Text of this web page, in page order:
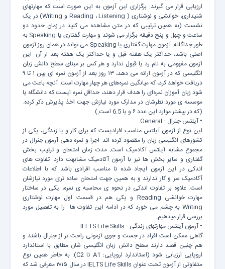
ارزیابی قرار می گیرند. برگزاری این آزمون به این صورت است که مهارتهای
شنیداری، خوانشی و نوشتاری ( Reading ، Listening و Writing) در یک
نشست (به همین ترتیبی که در متن مشاهده می کنید در زمان حدود دو
ساعت و چهل و پنج دقیقه برگزار می شوند و مهارت گفتاری یا Speaking به
طور جداگانه. آزمون مهارت گفتاری یا Speaking می تواند در همان روز آزمون
اصلی باشد، حداکثر یک هفته قبل و یا حداکثر یک هفته بعد از آن. این
آزمون مفهومی به نام رد یا قبول ندارد و هر کس بر مبنای سطح دانش زبان
انگلیسی که در آزمون ارائه می دهد، ۱۳ روز بعد از آزمون نمره ای بین ۱ تا ۹
دریافت خواهد کرد، که میانگین نمره‌های هر چهار مهارت است. آنچه باعث می
شود زبان آموزان نمره‌ای را هدف قرار دهند، حداقل نمره ایست که دانشگاه یا
موسسه ی مورد نظرشان در مدارک مورد نیازش جهت اخذ پذیرش ذکر کرده.
(که در بیشتر موارد این عدد ۶ و یا 6.5 است.)
• آیلتس جنرال - General
این نوع از آزمون آیلتس مناسب افرادیست که برای کار و یا زندگی، یکی از
کشورهای انگلیسی زبان را مقصود کرده اند. اجرا و نمره دهی آزمون جنرال در
مجموع مشابه آیلتس آکادمیک است. مدت زمان امتحان و ترتیب بخش
گفتاری و سایر بخش ها نیز با آزمون آکادمیک مشابهت دارد. تفاوت های
اندکی در این آزمون ایجاد شده تا مناسب افرادی باشد که با اطلاعات
آکادمیک سر و کار ندارند و به همین جهت امتحان ساده تری مورد نیازشان
است. علاوه بر تفاوت اندکی در نحوه ی محاسبه ی نمره، یکی در ساختار
مهارت خوانشی Reading و یکی هم در قسمت اول مهارت نوشتاری
Writing به چشم می خورد که در ادامه این تفاوت ها را به تفصیل مورد
بررسی قرار میدهیم.
• آزمون آیلتس مهارتهای زندگی - IELTS Life Skills
گاهی ممکن است افراد در جست و جوی آزمونی راحت تر از جنرال باشند و
هم چنین قصد دارند سطح دانش زبان انگلیسی شان مطابق با استاندارد
اروپایی ارزیابی شود (استاندارد اروپایی: A1 تا C2). به خاطر همین نوع
متفاوتی از آزمون تحت عنوان IELTS Life Skills در سال ۲۰۱۵ معرفی شد که